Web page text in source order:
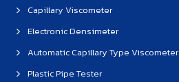
Capillary Viscometer
Electronic Densimeter
Automatic Capillary Type Viscometer
Plastic Pipe Tester